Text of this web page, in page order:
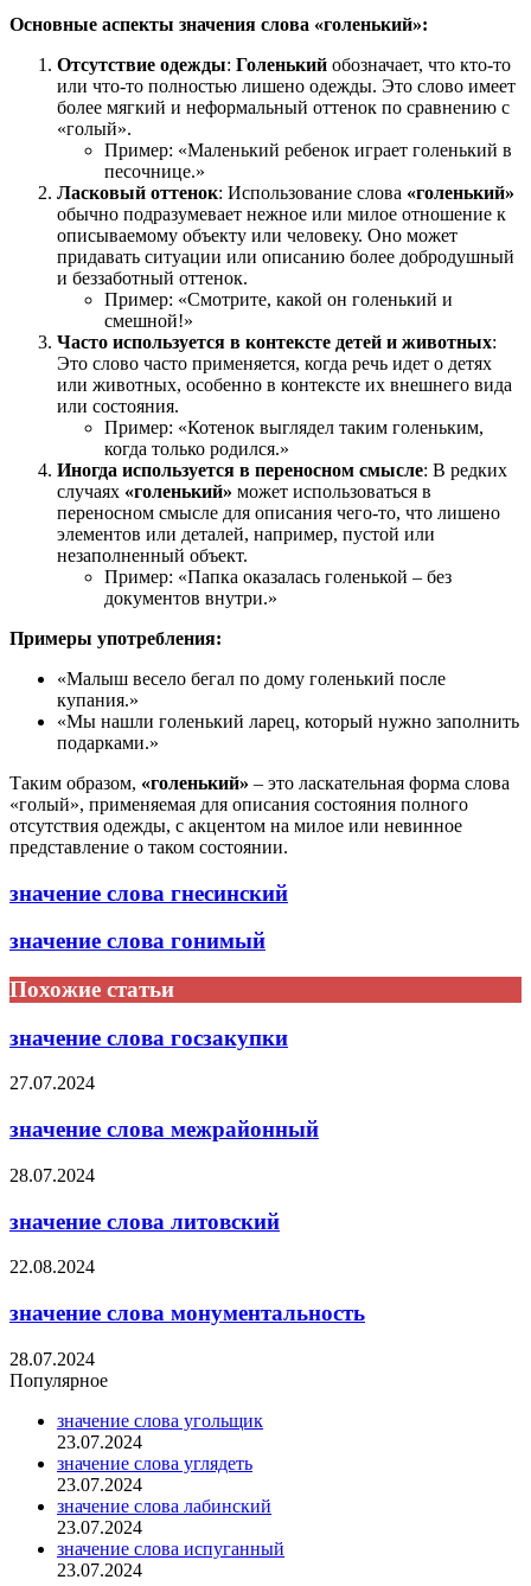
Основные аспекты значения слова «голенький»:
Отсутствие одежды: Голенький обозначает, что кто-то
или что-то полностью лишено одежды. Это слово имеет
более мягкий и неформальный оттенок по сравнению с
«голый».
Пример: «Маленький ребенок играет голенький в
песочнице.»
Ласковый оттенок: Использование слова «голенький»
обычно подразумевает нежное или милое отношение к
описываемому объекту или человеку. Оно может
придавать ситуации или описанию более добродушный
и беззаботный оттенок.
Пример: «Смотрите, какой он голенький и
смешной!»
Часто используется в контексте детей и животных:
Это слово часто применяется, когда речь идет о детях
или животных, особенно в контексте их внешнего вида
или состояния.
Пример: «Котенок выглядел таким голеньким,
когда только родился.»
Иногда используется в переносном смысле: В редких
случаях «голенький» может использоваться в
переносном смысле для описания чего-то, что лишено
элементов или деталей, например, пустой или
незаполненный объект.
Пример: «Папка оказалась голенькой – без
документов внутри.»
Примеры употребления:
«Малыш весело бегал по дому голенький после
купания.»
«Мы нашли голенький ларец, который нужно заполнить
подарками.»
Таким образом, «голенький» – это ласкательная форма слова
«голый», применяемая для описания состояния полного
отсутствия одежды, с акцентом на милое или невинное
представление о таком состоянии.
значение слова гнесинский
значение слова гонимый
Похожие статьи
значение слова госзакупки
27.07.2024
значение слова межрайонный
28.07.2024
значение слова литовский
22.08.2024
значение слова монументальность
28.07.2024
Популярное
значение слова угольщик
23.07.2024
значение слова углядеть
23.07.2024
значение слова лабинский
23.07.2024
значение слова испуганный
23.07.2024